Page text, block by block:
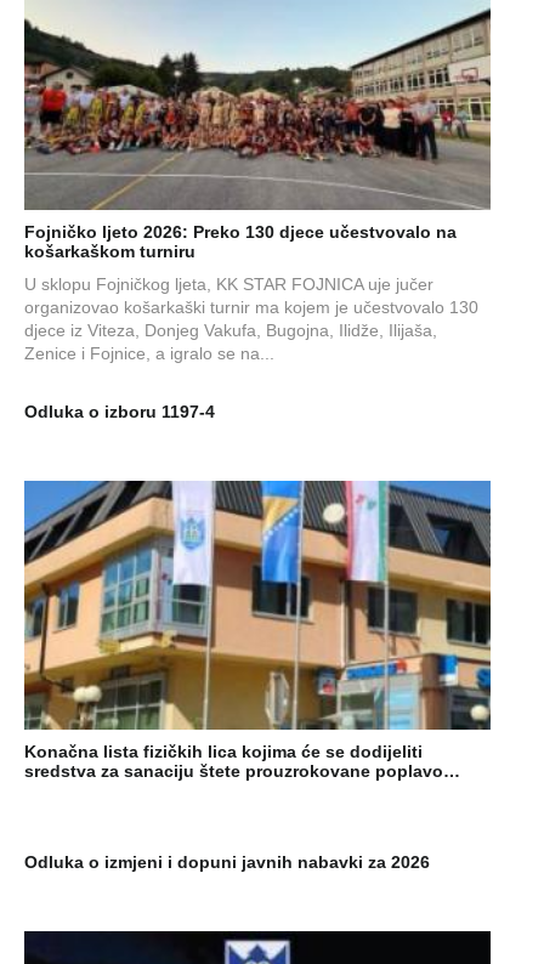
Fojničko ljeto 2026: Preko 130 djece učestvovalo na
košarkaškom turniru
U sklopu Fojničkog ljeta, KK STAR FOJNICA uje jučer
organizovao košarkaški turnir ma kojem je učestvovalo 130
djece iz Viteza, Donjeg Vakufa, Bugojna, Ilidže, Ilijaša,
Zenice i Fojnice, a igralo se na...
Odluka o izboru 1197-4
Konačna lista fizičkih lica kojima će se dodijeliti
sredstva za sanaciju štete prouzrokovane poplavo…
Odluka o izmjeni i dopuni javnih nabavki za 2026